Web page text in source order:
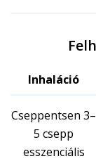
Inhaláció
Cseppentsen 3–
5 csepp
esszenciális